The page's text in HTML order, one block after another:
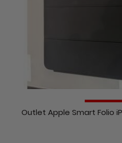
Outlet Apple Smart Folio